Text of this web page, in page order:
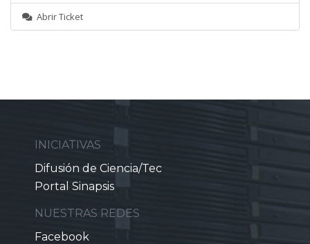
Abrir Ticket
INICIATIVAS
Difusión de Ciencia/Tec
Portal Sinapsis
NUESTRAS REDES
Facebook